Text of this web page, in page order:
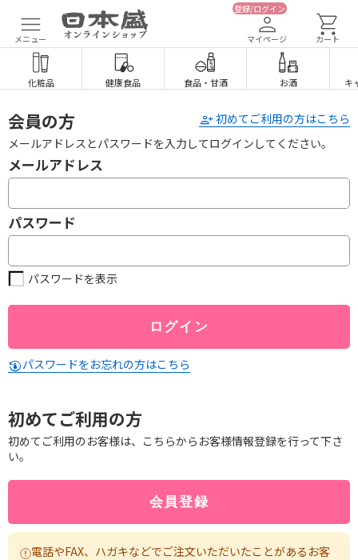
メニュー
登録/ログイン
マイページ カート
化粧品 健康食品 食品・ 甘酒 お酒 キ
初めてご利用の方はこちら
会員の方
メールアドレスとパスワードを入力してログインしてください。
メールアドレス
パスワード
パスワードを表示
パスワードをお忘れの方はこちら
初めてご利用の方
初めてご利用のお客様は、こちらからお客様情報登録を行って下さ
い。
電話やFAX、ハガキなどでご注文いただいたことがあるお客